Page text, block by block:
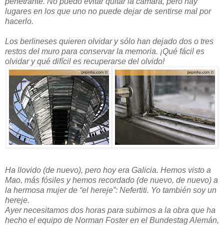
lugares en los que uno no puede dejar de sentirse mal por
hacerlo.
Los berlineses quieren olvidar y sólo han dejado dos o tres
restos del muro para conservar la memoria. ¡Qué fácil es
olvidar y qué difícil es recuperarse del olvido!
Ha llovido (de nuevo), pero hoy era Galicia. Hemos visto a
Mao, más fósiles y hemos recordado (de nuevo, de nuevo) a
la hermosa mujer de “el hereje”: Nefertiti. Yo también soy un
hereje.
Ayer necesitamos dos horas para subirnos a la obra que ha
hecho el equipo de Norman Foster en el Bundestag Alemán,